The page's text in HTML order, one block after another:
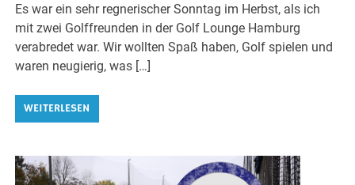
Es war ein sehr regnerischer Sonntag im Herbst, als ich
mit zwei Golffreunden in der Golf Lounge Hamburg
verabredet war. Wir wollten Spaß haben, Golf spielen und
waren neugierig, was […]
WEITERLESEN